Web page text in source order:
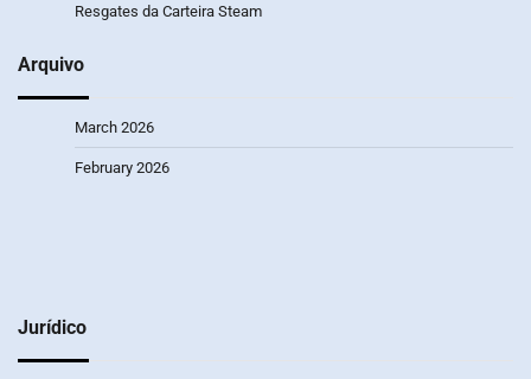
Resgates da Carteira Steam
Arquivo
March 2026
February 2026
Jurídico